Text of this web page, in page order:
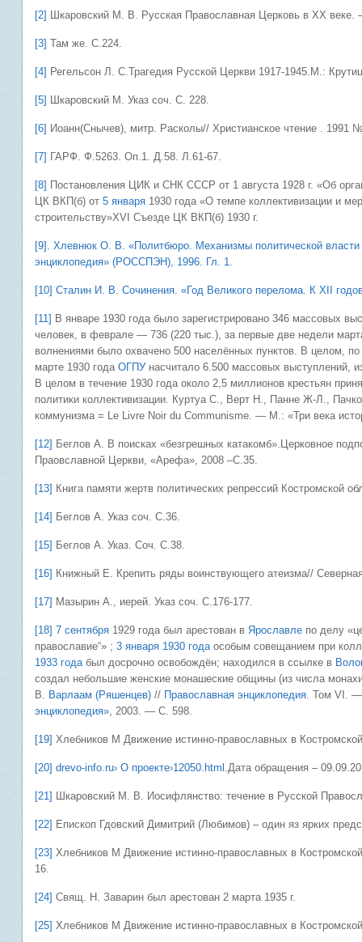
[2] Шкаровский М. В. Русская Православная Церковь в ХХ
[3] Там же. С.224.
[4] Регельсон Л. С.Трагедия Русской Церкви 1917-1945.М.:
[5] Шкаровский М. Указ соч. С. 228.
[6] Иоанн(Снычев), митр. Расколы// Христианское чтение . 1991
[7] ГАРФ. Ф.5263. Оп.1. Д.58. Л.61-67.
[8] Постановления ЦИК и СНК СССР от 1 августа 1928 г. «Об
ЦК ВКП(б) от 5 января 1930 года «О темпе коллективизации и
строительству»XVI Съезде ЦК ВКП(б) 1930 г.
[9] . Хлевнюк О. В. «Политбюро. Механизмы политической власти
энциклопедия» (РОССПЭН), 1996. Гл. 1.
[10] Сталин И. В. Сочинения. «Год Великого перелома. К ХII
[11] В январе 1930 года было зарегистрировано 346 массовых
человек, в феврале — 736 (220 тыс.), за первые две недели
волнениями было охвачено 500 населённых пунктов. В целом,
марте 1930 года ОГПУнасчитало 6.500 массовых выступлений,
В целом в течение 1930 года около 2,5 миллионов крестьян
политики коллективизации. Куртуа С., Верт Н., Панне Ж-Л.,
коммунизма = Le Livre Noir du Communisme. — М.: «Три века
[12] Беглов А. В поисках «безгрешных катакомб».Церковное
Праовславной Церкви, «Арефа», 2008 –С.35.
[13] Книга памяти жертв политических репрессий Костромской
[14] Беглов А. Указ соч. С.36.
[15] Беглов А. Указ. Соч. С.38.
[16] Книжный Е. Крепить ряды воинствующего атеизма//
[17] Мазырин А., иерей. Указ соч. С.176-177.
[18] 7 сентября 1929 года был арестован в Ярославле по делу
православие“» ; 3 января 1930 годаособым совещанием при
1933 годабыл досрочно освобождён; находился в ссылке в
создал небольшие женские монашеские общины (из числа
В. Варлаам (Ряшенцев) // Православная энциклопедия. Том VI.
энциклопедия», 2003. — С. 598.
[19] Хлебников М Движение истинно-православных в
[20] drevo-info.ru› О проекте›12050.html .Дата обращения –
[21] Шкаровский М. В. Иосифлянство: течение в Русской
[22] Епископ Гдовский Димитрий (Любимов) – один яз ярких
[23] Хлебников М Движение истинно-православных в
16.
[24] Свящ. Н. Заварин был арестован 2 марта 1935 г.
[25] Хлебников М Движение истинно-православных в